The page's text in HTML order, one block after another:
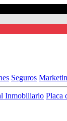
Seguros
Inmobiliario Placa